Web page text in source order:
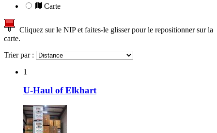
Carte
Cliquez sur le NIP et faites-le glisser pour le repositionner sur la
carte.
Trier par :
1
U-Haul of Elkhart